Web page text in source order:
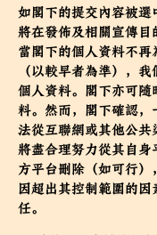
如閣下的提交內容被
將在發佈及相關宣傳目
當閣下的個人資料不
（以較早者為準），
個人資料。閣下亦可
料。然而，閣下確認
法從互聯網或其他公
將盡合理努力從其自
方平台刪除（如可行
因超出其控制範圍的
任。